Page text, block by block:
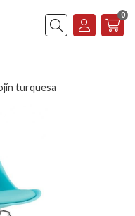
Buscar
0
turquesa